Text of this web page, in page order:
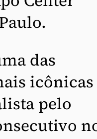
das
icônicas
pelo